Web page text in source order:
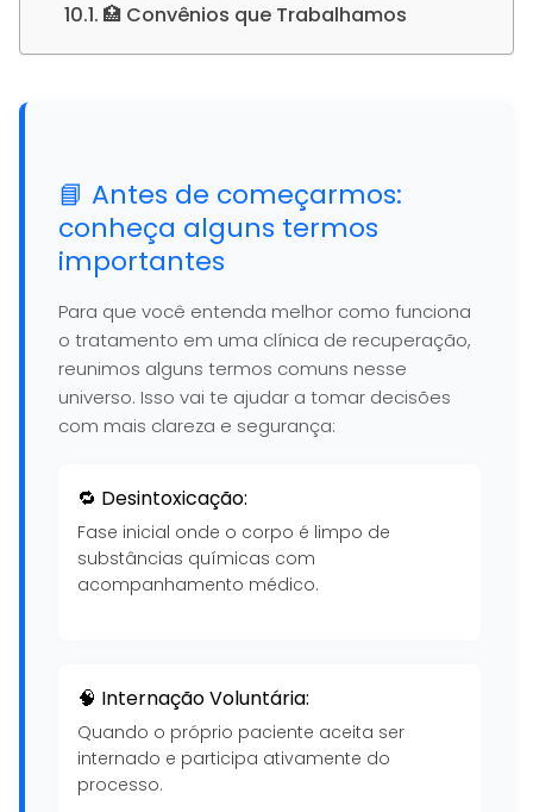
🏥 Convênios que Trabalhamos
📘 Antes de começarmos:
conheça alguns termos
importantes
Para que você entenda melhor como funciona
o tratamento em uma clínica de recuperação,
reunimos alguns termos comuns nesse
universo. Isso vai te ajudar a tomar decisões
com mais clareza e segurança:
🔁 Desintoxicação:
Fase inicial onde o corpo é limpo de
substâncias químicas com
acompanhamento médico.
🧠 Internação Voluntária:
Quando o próprio paciente aceita ser
internado e participa ativamente do
processo.